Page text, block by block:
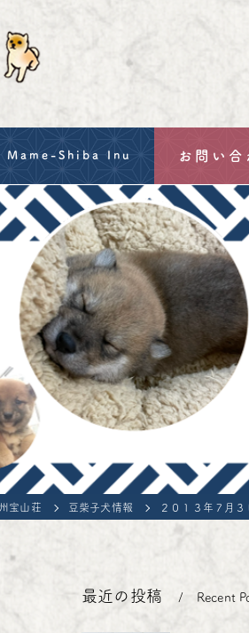
Mame-Shiba Inu
Hozanso's Mame-Shiba
Shiba Inu
Inu: Size, Price & Export from
of the contract for the sale of
Shiba Inu
お問い合
宝山荘 豆柴子犬情報 ２０１３年７月
最近の投稿 Recent